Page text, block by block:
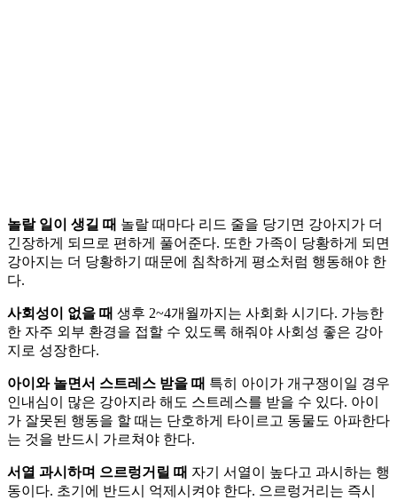
놀랄 일이 생길 때 놀랄 때마다 리드 줄을 당기면 강아지가 더
긴장하게 되므로 편하게 풀어준다. 또한 가족이 당황하게 되면
강아지는 더 당황하기 때문에 침착하게 평소처럼 행동해야 한
다.
사회성이 없을 때 생후 2~4개월까지는 사회화 시기다. 가능한
한 자주 외부 환경을 접할 수 있도록 해줘야 사회성 좋은 강아
지로 성장한다.
아이와 놀면서 스트레스 받을 때 특히 아이가 개구쟁이일 경우
인내심이 많은 강아지라 해도 스트레스를 받을 수 있다. 아이
가 잘못된 행동을 할 때는 단호하게 타이르고 동물도 아파한다
는 것을 반드시 가르쳐야 한다.
서열 과시하며 으르렁거릴 때 자기 서열이 높다고 과시하는 행
동이다. 초기에 반드시 억제시켜야 한다. 으르렁거리는 즉시